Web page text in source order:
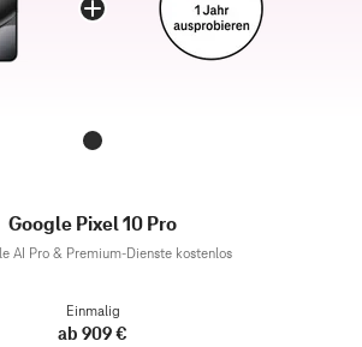
Google Pixel 10 Pro
AI Pro & Premium-Dienste kostenlos
Einmalig
ab 909 €